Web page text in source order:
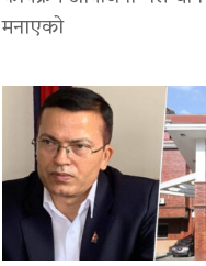
मनाएको